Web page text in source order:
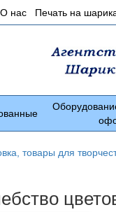
О нас Печать на
товары для